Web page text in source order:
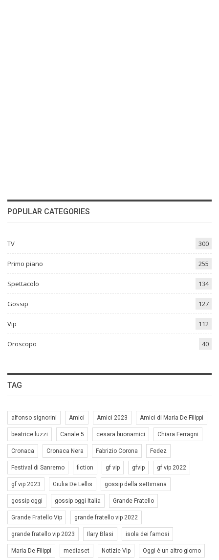
POPULAR CATEGORIES
TV 300
Primo piano 255
Spettacolo 134
Gossip 127
Vip 112
Oroscopo 40
TAG
alfonso signorini Amici Amici 2023 Amici di Maria De Filippi
beatrice luzzi Canale 5 cesara buonamici Chiara Ferragni
Cronaca Cronaca Nera Fabrizio Corona Fedez
Festival di Sanremo fiction gf vip gfvip gf vip 2022
gf vip 2023 Giulia De Lellis gossip della settimana
gossip oggi gossip oggi Italia Grande Fratello
Grande Fratello Vip grande fratello vip 2022
grande fratello vip 2023 Ilary Blasi isola dei famosi
Maria De Filippi mediaset Notizie Vip Oggi è un altro giorno